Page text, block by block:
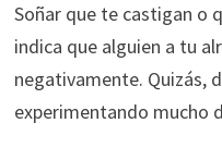
Soñar que te castigan o
indica que alguien a tu
negativamente. Quizás,
experimentando mucho